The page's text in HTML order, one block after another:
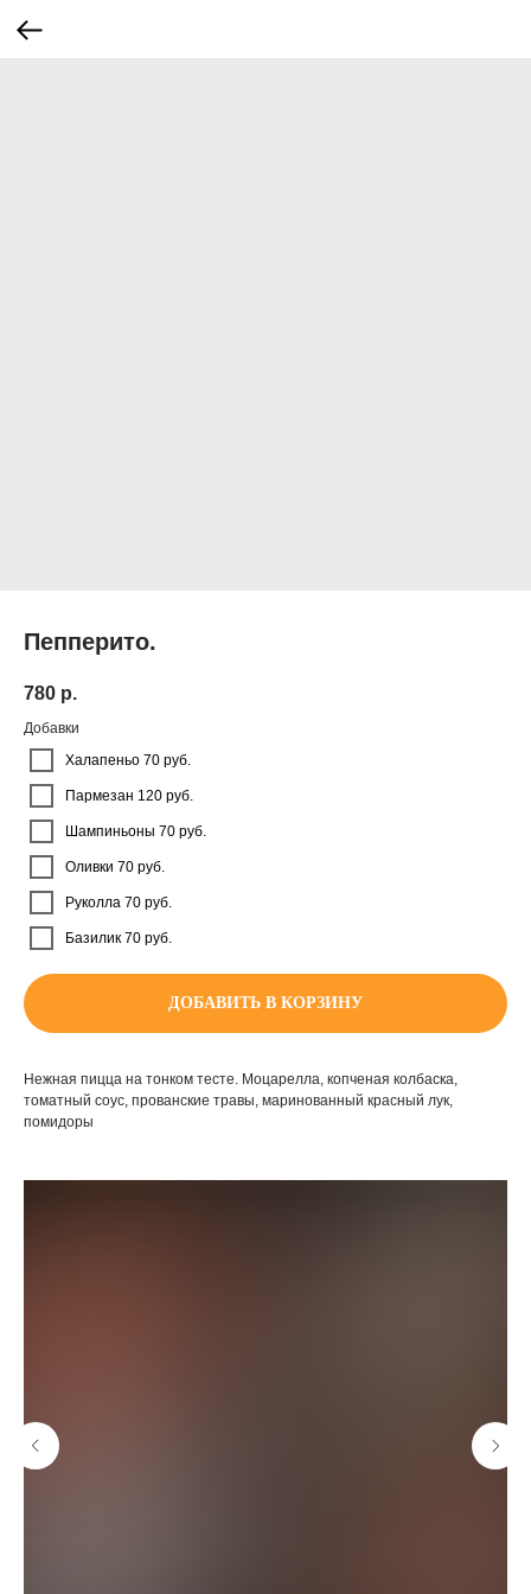
Пепперито.
780 р.
Добавки
Халапеньо 70 руб.
Пармезан 120 руб.
Шампиньоны 70 руб.
Оливки 70 руб.
Руколла 70 руб.
Базилик 70 руб.
ДОБАВИТЬ В КОРЗИНУ
Нежная пицца на тонком тесте. Моцарелла, копченая колбаска,
томатный соус, прованские травы, маринованный красный лук,
помидоры